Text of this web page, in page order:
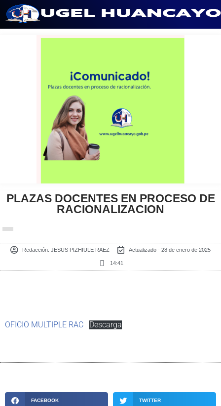
PLAZAS DOCENTES EN PROCESO DE
RACIONALIZACION
Redacción: JESUS PIZHIULE RAEZ Actualizado - 28 de enero de 2025
14:41
OFICIO MULTIPLE RAC Descarga
FACEBOOK TWITTER